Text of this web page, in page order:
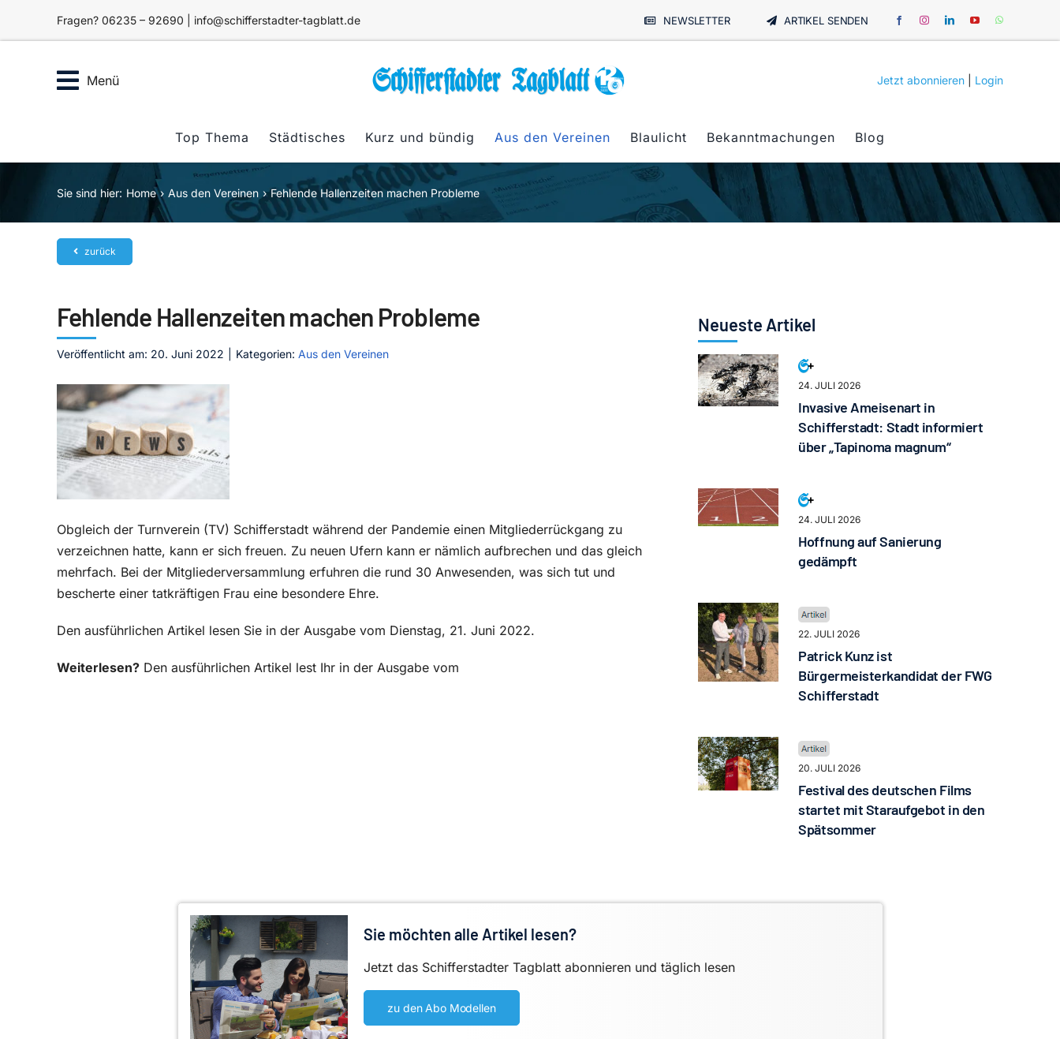
Fragen? 06235 – 92690 | info@schifferstadter-tagblatt.de NEWSLETTER ARTIKEL SENDEN
Menü Jetzt abonnieren Login
Top Thema Städtisches Kurz und bündig Aus den Vereinen Blaulicht Bekanntmachungen Blog
Sie sind hier: Home Aus den Vereinen Fehlende Hallenzeiten machen Probleme
zurück
Fehlende Hallenzeiten machen Probleme
Veröffentlicht am: 20. Juni 2022 Kategorien: Aus den Vereinen
Obgleich der Turnverein (TV) Schifferstadt während der Pandemie einen Mitgliederrückgang zu
verzeichnen hatte, kann er sich freuen. Zu neuen Ufern kann er nämlich aufbrechen und das gleich
mehrfach. Bei der Mitgliederversammlung erfuhren die rund 30 Anwesenden, was sich tut und
bescherte einer tatkräftigen Frau eine besondere Ehre.
Den ausführlichen Artikel lesen Sie in der Ausgabe vom Dienstag, 21. Juni 2022.
Weiterlesen? Den ausführlichen Artikel lest Ihr in der Ausgabe vom
Neueste Artikel
24. JULI 2026
Invasive Ameisenart in
Schifferstadt: Stadt informiert
über „Tapinoma magnum“
24. JULI 2026
Hoffnung auf Sanierung
gedämpft
22. JULI 2026
Patrick Kunz ist
Bürgermeisterkandidat der FWG
Schifferstadt
20. JULI 2026
Festival des deutschen Films
startet mit Staraufgebot in den
Spätsommer
Sie möchten alle Artikel lesen?
Jetzt das Schifferstadter Tagblatt abonnieren und täglich lesen
zu den Abo Modellen